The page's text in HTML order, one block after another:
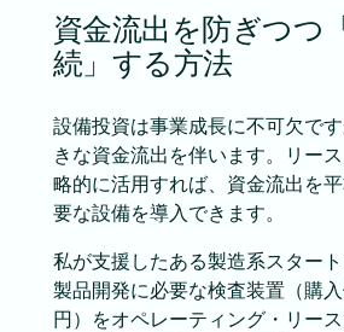
資金流出を防ぎつつ
続」する方法
設備投資は事業成長に不可欠で
きな資金流出を伴います。リー
略的に活用すれば、資金流出を
要な設備を導入できます。
私が支援したある製造系スター
製品開発に必要な検査装置（購
円）をオペレーティング・リー